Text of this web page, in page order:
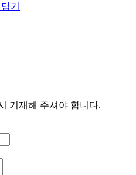
기
기재해 주셔야 합니다.